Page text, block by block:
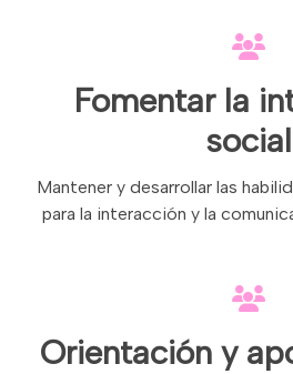
Fomentar la
social
Mantener y desarrollar las
para la interacción y la
Orientación y